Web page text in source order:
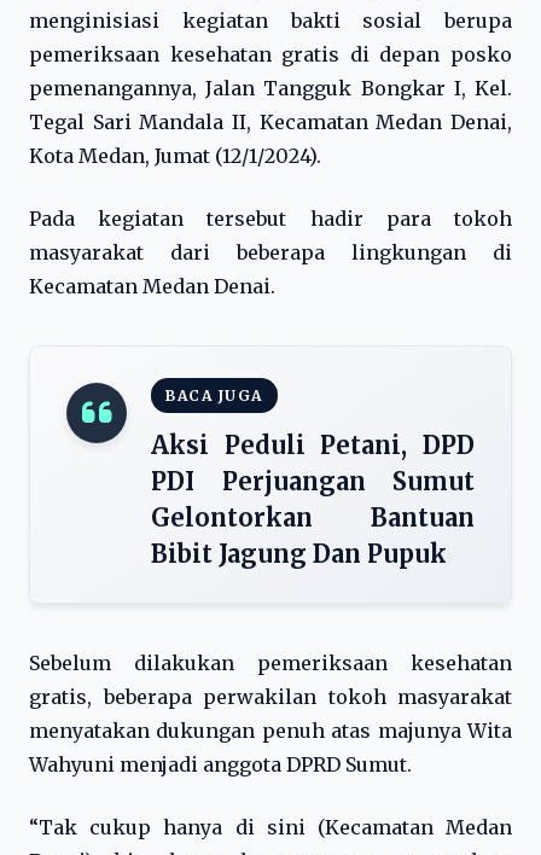
menginisiasi kegiatan bakti sosial berupa
pemeriksaan kesehatan gratis di depan posko
pemenangannya, Jalan Tangguk Bongkar I, Kel.
Tegal Sari Mandala II, Kecamatan Medan Denai,
Kota Medan, Jumat (12/1/2024).
Pada kegiatan tersebut hadir para tokoh
masyarakat dari beberapa lingkungan di
Kecamatan Medan Denai.
BACA JUGA
Aksi Peduli Petani, DPD
PDI Perjuangan Sumut
Gelontorkan Bantuan
Bibit Jagung Dan Pupuk
Sebelum dilakukan pemeriksaan kesehatan
gratis, beberapa perwakilan tokoh masyarakat
menyatakan dukungan penuh atas majunya Wita
Wahyuni menjadi anggota DPRD Sumut.
“Tak cukup hanya di sini (Kecamatan Medan